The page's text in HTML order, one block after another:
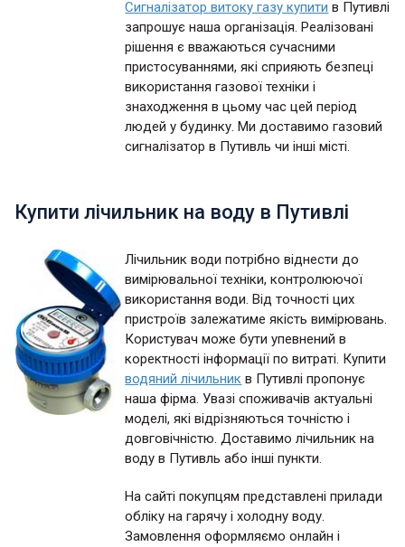
Сигналізатор витоку газу купити в Путивлі
запрошує наша організація. Реалізовані
рішення є вважаються сучасними
пристосуваннями, які сприяють безпеці
використання газової техніки і
знаходження в цьому час цей період
людей у будинку. Ми доставимо газовий
сигналізатор в Путивль чи інші місті.
Купити лічильник на воду в Путивлі
Лічильник води потрібно віднести до
вимірювальної техніки, контролюючої
використання води. Від точності цих
пристроїв залежатиме якість вимірювань.
Користувач може бути упевнений в
коректності інформації по витраті. Купити
водяний лічильник в Путивлі пропонує
наша фірма. Увазі споживачів актуальні
моделі, які відрізняються точністю і
довговічністю. Доставимо лічильник на
воду в Путивль або інші пункти.
На сайті покупцям представлені прилади
обліку на гарячу і холодну воду.
Замовлення оформляємо онлайн і